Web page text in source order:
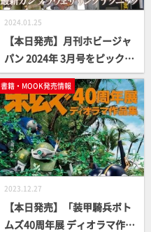
2024.01.25
【本日発売】月刊ホビージャ
パン 2024年 3月号をピックア
ップ！
書籍・MOOK発売情報
2023.12.27
【本日発売】「装甲騎兵ボト
ムズ40周年展 ディオラマ作品